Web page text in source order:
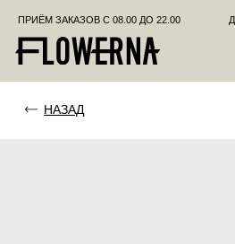
ПРИЁМ ЗАКАЗОВ С 08.00 ДО 22.00